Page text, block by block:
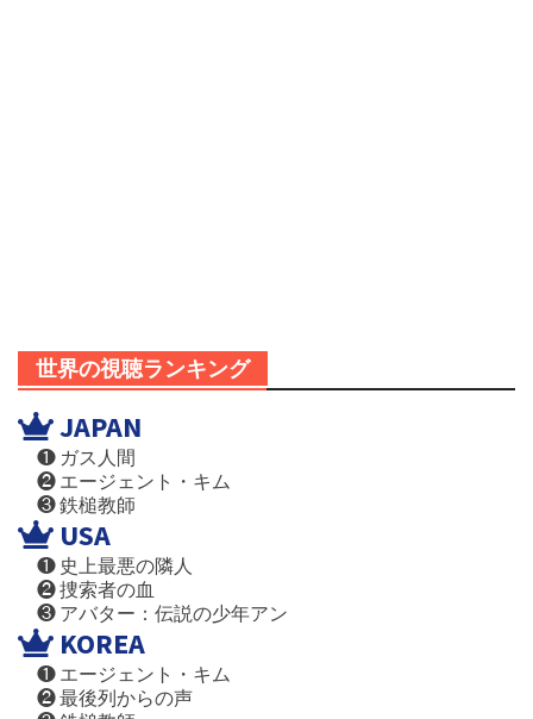
世界の視聴ランキング
JAPAN
❶ ガス人間
❷ エージェント・キム
❸ 鉄槌教師
USA
❶ 史上最悪の隣人
❷ 捜索者の血
❸ アバター：伝説の少年アン
KOREA
❶ エージェント・キム
❷ 最後列からの声